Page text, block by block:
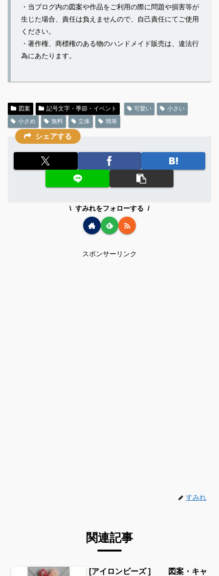
・当ブログ内の図案や作品をご利用の際に問題や損害等が
生じた場合、責任は負えませんので、自己責任にてご使用
ください。
・著作権、商標権のある物のハンドメイド販売は、違法行
為にあたります。
図案 記号文字・季節・イベント 可愛い
小さい
小さめ
無料 立体 簡単
シェアする
すみれをフォローする
スポンサーリンク
すみれ
関連記事
[アイロンビーズ ] 図案・キャ